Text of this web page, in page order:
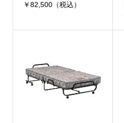
￥82,500（税込）